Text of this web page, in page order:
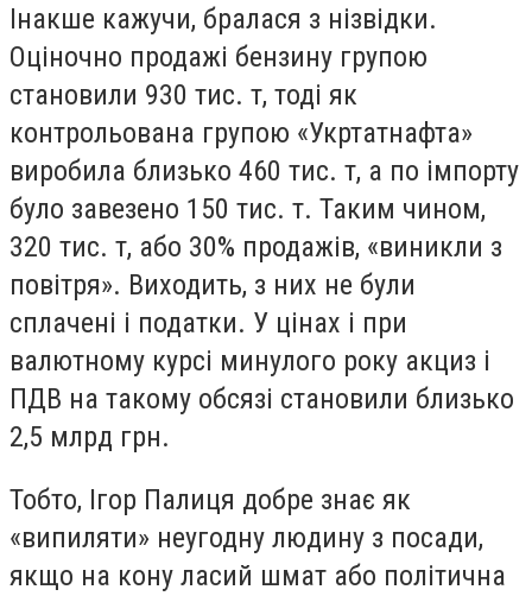
Інакше кажучи, бралася з нізвідки.
Оціночно продажі бензину групою
становили 930 тис. т, тоді як
контрольована групою «Укртатнафта»
виробила близько 460 тис. т, а по імпорту
було завезено 150 тис. т. Таким чином,
320 тис. т, або 30% продажів, «виникли з
повітря». Виходить, з них не були
сплачені і податки. У цінах і при
валютному курсі минулого року акциз і
ПДВ на такому обсязі становили близько
2,5 млрд грн.
Тобто, Ігор Палиця добре знає як
«випиляти» неугодну людину з посади,
якщо на кону ласий шмат або політична